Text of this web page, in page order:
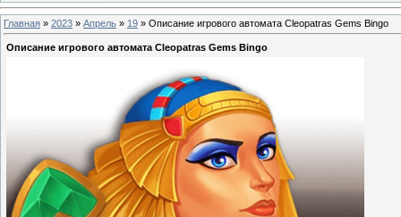
Главная » 2023 » Апрель » 19 » Описание игрового автомата Cleopatras Gems Bingo
Описание игрового автомата Cleopatras Gems Bingo